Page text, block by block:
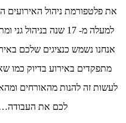
את פלטפורמת ניהול האירועים
למעלה מ- 17 שנה
אנחנו נשמש כנציגים שלכם
מתפקדים באירוע בדיוק
לעשות זה להנות מהאורחים
לכם את העבודה…